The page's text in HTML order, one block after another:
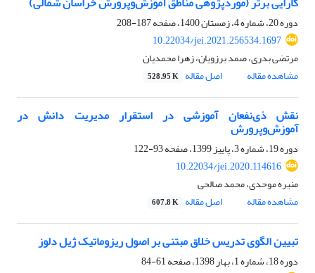
دوره 20، شماره 4، زمستان 1400، صفحه
187-208
10.22034/jei.2021.256534.1697
مرتضی بدری، صمد برزویان، زهرا محمدیان
مشاهده مقاله
اصل مقاله 528.95 K
نقش ذی‌نفعان آموزشی در استقرار مدیریت دانش در
آموزش‌وپرورش
دوره 19، شماره 3، پاییز 1399، صفحه
93-122
10.22034/jei.2020.114616
منیره موحدی، محمد صالحی
مشاهده مقاله
اصل مقاله 607.8 K
تبیین الگوی تدریس خلاق مبتنی بر اصول ریزوماتیک ژیل دلوز
دوره 18، شماره 1، بهار 1398، صفحه
61-84